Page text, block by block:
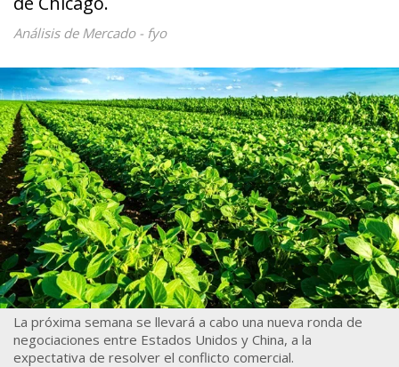
Análisis de Mercado - fyo
La próxima semana se llevará a cabo una nueva ronda de
negociaciones entre Estados Unidos y China, a la
expectativa de resolver el conflicto comercial.